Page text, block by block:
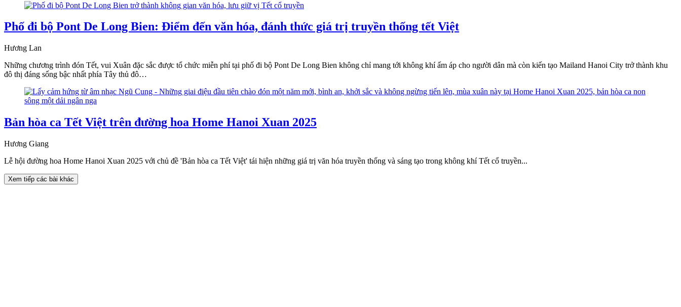
Phố đi bộ Pont De Long Bien: Điểm đến văn hóa, đánh thức giá trị truyền thống tết Việt
Hương Lan
Những chương trình đón Tết, vui Xuân đặc sắc được tổ chức miễn phí tại phố đi bộ Pont De Long Bien không chỉ mang tới không khí ấm áp cho người dân mà còn kiến tạo Mailand Hanoi City trở thành khu
đô thị đáng sống bậc nhất phía Tây thủ đô…
Bản hòa ca Tết Việt trên đường hoa Home Hanoi Xuan 2025
Hương Giang
Lễ hội đường hoa Home Hanoi Xuan 2025 với chủ đề 'Bản hòa ca Tết Việt' tái hiện những giá trị văn hóa truyền thống và sáng tạo trong không khí Tết cổ truyền...
Xem tiếp các bài khác